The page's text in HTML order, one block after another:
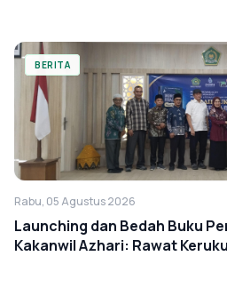
BERITA
Rabu, 05 Agustus 2026
Launching dan Bedah Buku
Kakanwil Azhari: Rawat